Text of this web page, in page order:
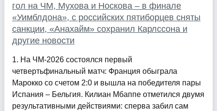
гол на ЧМ, Мухова и Носкова – в финале
«Уимблдона», с российских пятиборцев сняты
санкции, «Анахайм» сохранил Карлссона и
другие новости
1. На ЧМ-2026 состоялся первый
четвертьфинальный матч: Франция обыграла
Марокко со счетом 2:0 и вышла на победителя пары
Испания – Бельгия. Килиан Мбаппе отметился двумя
результативными действиями: сперва забил сам